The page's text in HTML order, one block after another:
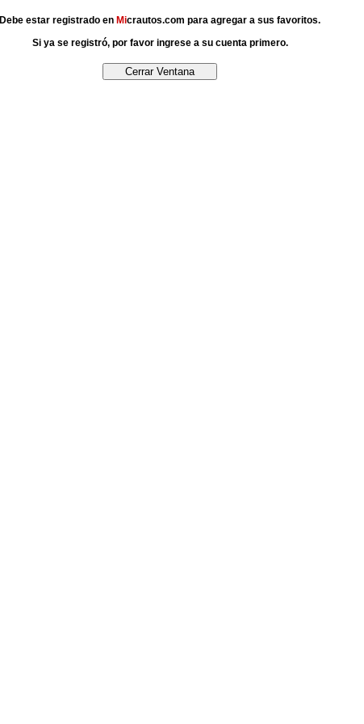
Debe estar registrado en Micrautos.com para agregar a sus favoritos.
Si ya se registró, por favor ingrese a su cuenta primero.